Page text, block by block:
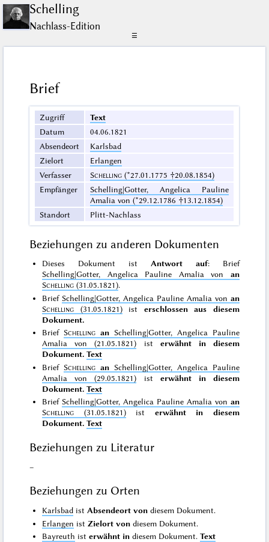
Schelling
Nachlass-Edition
☰
Brief
Zugriff
Text
Datum
04.06.1821
Absendeort
Karlsbad
Zielort
Erlangen
Verfasser
Schelling (*27.01.1775 †20.08.1854)
Empfänger
Schelling|Gotter, Angelica Pauline
Amalia von (*29.12.1786 †13.12.1854)
Standort
Plitt-Nachlass
Beziehungen zu anderen Dokumenten
Dieses Dokument ist Antwort auf: Brief
Schelling|Gotter, Angelica Pauline Amalia von an
Schelling (31.05.1821).
Brief Schelling|Gotter, Angelica Pauline Amalia von an
Schelling (31.05.1821)ist erschlossen aus diesem
Dokument.
BriefSchelling an Schelling|Gotter, Angelica Pauline
Amalia von (21.05.1821) ist erwähnt in diesem
Dokument. Text
Brief Schelling an Schelling|Gotter, Angelica Pauline
Amalia von (29.05.1821) ist erwähnt in diesem
Dokument. Text
BriefSchelling|Gotter, Angelica Pauline Amalia von an
Schelling (31.05.1821)ist erwähnt in diesem
Dokument. Text
Beziehungen zu Literatur
–
Beziehungen zu Orten
Karlsbad ist Absendeort von diesem Dokument.
Erlangen istZielort von diesem Dokument.
Bayreuth isterwähnt in diesem Dokument.Text